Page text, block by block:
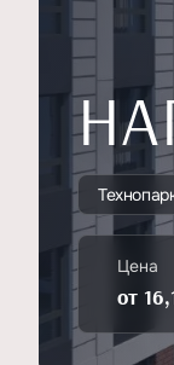
Цена
от